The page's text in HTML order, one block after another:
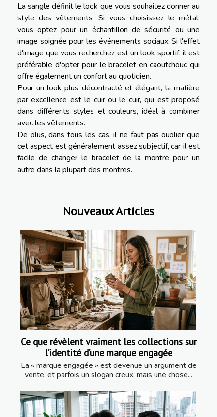
La sangle définit le look que vous souhaitez donner au
style des vêtements. Si vous choisissez le métal,
vous optez pour un échantillon de sécurité ou une
image soignée pour les événements sociaux. Si l'effet
d'image que vous recherchez est un look sportif, il est
préférable d'opter pour le bracelet en caoutchouc qui
offre également un confort au quotidien.
Pour un look plus décontracté et élégant, la matière
par excellence est le cuir ou le cuir, qui est proposé
dans différents styles et couleurs, idéal à combiner
avec les vêtements.
De plus, dans tous les cas, il ne faut pas oublier que
cet aspect est généralement assez subjectif, car il est
facile de changer le bracelet de la montre pour un
autre dans la plupart des montres.
Nouveaux Articles
Ce que révèlent vraiment les collections sur
l’identité d’une marque engagée
La « marque engagée » est devenue un argument de
vente, et parfois un slogan creux, mais une chose...